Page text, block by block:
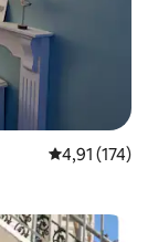
Gemiddelde
4,91 (174)